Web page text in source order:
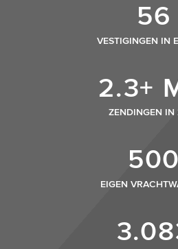
56
VESTIGINGEN IN
2.3+
ZENDINGEN
500
EIGEN